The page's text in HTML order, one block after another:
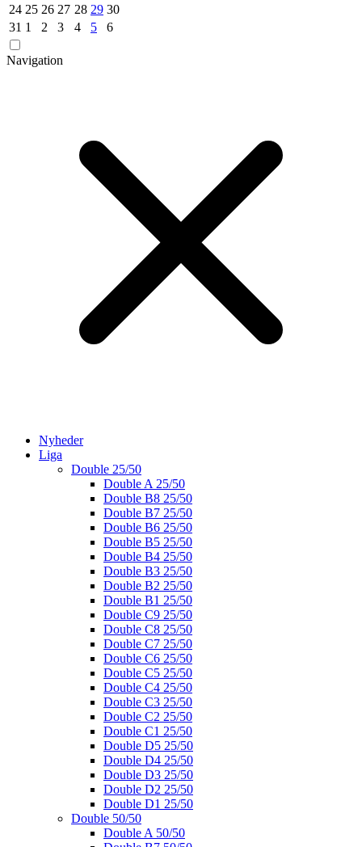
24 25 26 27 28 29 30
31 1 2 3 4 5 6
Navigation
Nyheder
Liga
Double 25/50
Double A 25/50
Double B8 25/50
Double B7 25/50
Double B6 25/50
Double B5 25/50
Double B4 25/50
Double B3 25/50
Double B2 25/50
Double B1 25/50
Double C9 25/50
Double C8 25/50
Double C7 25/50
Double C6 25/50
Double C5 25/50
Double C4 25/50
Double C3 25/50
Double C2 25/50
Double C1 25/50
Double D5 25/50
Double D4 25/50
Double D3 25/50
Double D2 25/50
Double D1 25/50
Double 50/50
Double A 50/50